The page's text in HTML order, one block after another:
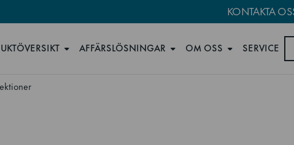
KONTAKTA
AFFÄRSLÖSNINGAR OM OSS SERVICE